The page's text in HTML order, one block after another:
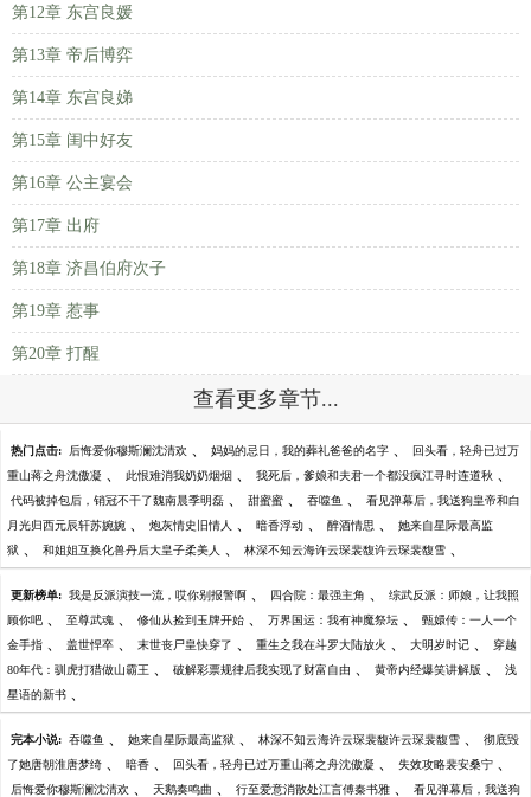
第12章 东宫良媛
第13章 帝后博弈
第14章 东宫良娣
第15章 闺中好友
第16章 公主宴会
第17章 出府
第18章 济昌伯府次子
第19章 惹事
第20章 打醒
查看更多章节...
热门点击: 后悔爱你穆斯澜沈清欢 、 妈妈的忌日，我的葬礼爸爸的名字 、 回头看，轻舟已过万
重山蒋之舟沈傲凝 、 此恨难消我奶奶烟烟 、 我死后，爹娘和夫君一个都没疯江寻时连道秋 、
代码被掉包后，销冠不干了魏南晨季明磊 、 甜蜜蜜 、 吞噬鱼 、 看见弹幕后，我送狗皇帝和白
月光归西元辰轩苏婉婉 、 炮灰情史旧情人 、 暗香浮动 、 醉酒情思 、 她来自星际最高监
狱 、 和姐姐互换化兽丹后大皇子柔美人 、 林深不知云海许云琛裴馥许云琛裴馥雪 、
更新榜单: 我是反派演技一流，哎你别报警啊 、 四合院：最强主角 、 综武反派：师娘，让我照
顾你吧 、 至尊武魂 、 修仙从捡到玉牌开始 、 万界国运：我有神魔祭坛 、 甄嬛传：一人一个
金手指 、 盖世悍卒 、 末世丧尸皇快穿了 、 重生之我在斗罗大陆放火 、 大明岁时记 、 穿越
80年代：驯虎打猎做山霸王 、 破解彩票规律后我实现了财富自由 、 黄帝内经爆笑讲解版 、 浅
星语的新书 、
完本小说: 吞噬鱼 、 她来自星际最高监狱 、 林深不知云海许云琛裴馥许云琛裴馥雪 、 彻底毁
了她唐朝淮唐梦绮 、 暗香 、 回头看，轻舟已过万重山蒋之舟沈傲凝 、 失效攻略裴安桑宁 、
后悔爱你穆斯澜沈清欢 、 天鹅奏鸣曲 、 行至爱意消散处江言傅秦书雅 、 看见弹幕后，我送狗